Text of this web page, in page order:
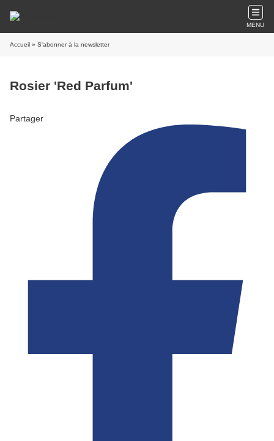
MENU
Accueil » S'abonner à la newsletter
Rosier 'Red Parfum'
Partager